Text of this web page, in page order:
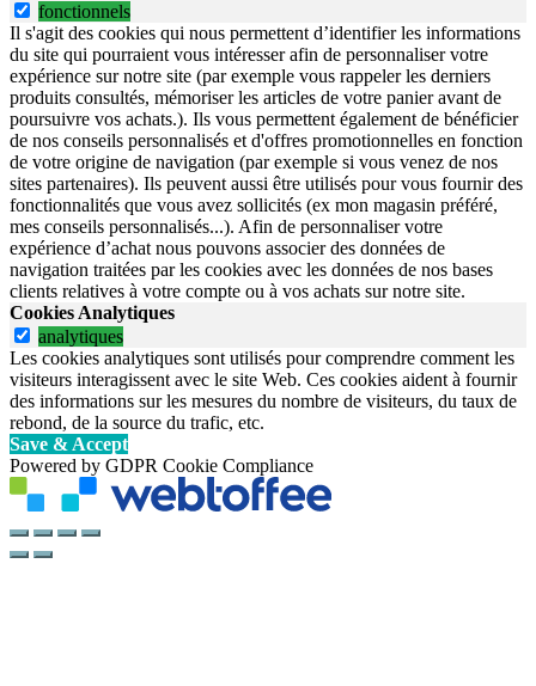
fonctionnels
Il s'agit des cookies qui nous permettent d’identifier les informations
du site qui pourraient vous intéresser afin de personnaliser votre
expérience sur notre site (par exemple vous rappeler les derniers
produits consultés, mémoriser les articles de votre panier avant de
poursuivre vos achats.). Ils vous permettent également de bénéficier
de nos conseils personnalisés et d'offres promotionnelles en fonction
de votre origine de navigation (par exemple si vous venez de nos
sites partenaires). Ils peuvent aussi être utilisés pour vous fournir des
fonctionnalités que vous avez sollicités (ex mon magasin préféré,
mes conseils personnalisés...). Afin de personnaliser votre
expérience d’achat nous pouvons associer des données de
navigation traitées par les cookies avec les données de nos bases
clients relatives à votre compte ou à vos achats sur notre site.
Cookies Analytiques
analytiques
Les cookies analytiques sont utilisés pour comprendre comment les
visiteurs interagissent avec le site Web. Ces cookies aident à fournir
des informations sur les mesures du nombre de visiteurs, du taux de
rebond, de la source du trafic, etc.
Save & Accept
Powered by GDPR Cookie Compliance